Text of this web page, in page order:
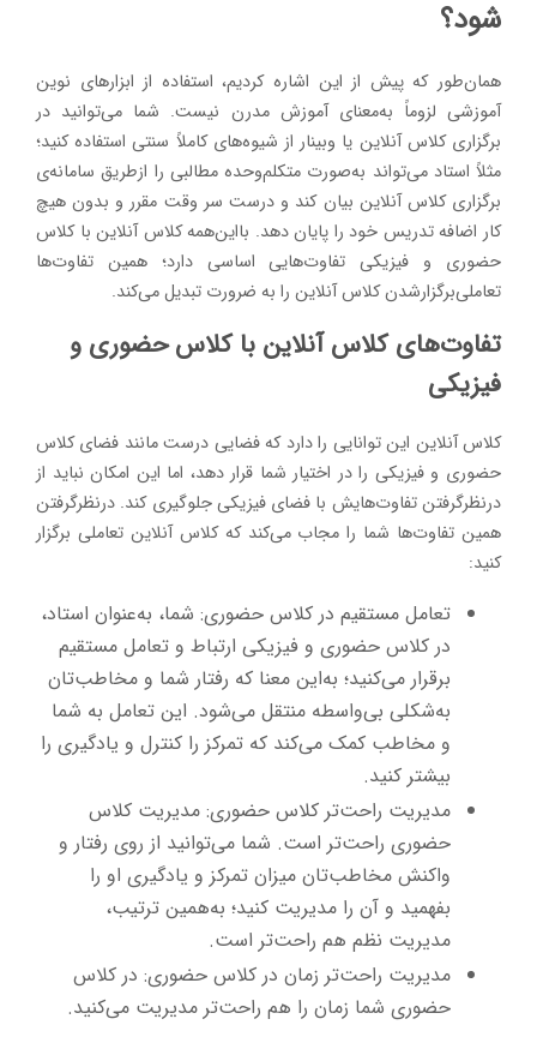
شود؟
همان‌طور که پیش از این اشاره کردیم، استفاده از ابزارهای نوین
آموزشی لزوماً به‌معنای آموزش مدرن نیست. شما می‌توانید در
برگزاری کلاس آنلاین یا وبینار از شیوه‌های کاملاً سنتی استفاده کنید؛
مثلاً استاد می‌تواند به‌صورت متکلم‌وحده مطالبی را ازطریق سامانه‌ی
برگزاری کلاس آنلاین بیان کند و درست سر وقت مقرر و بدون هیچ
کار اضافه تدریس خود را پایان دهد. بااین‌همه کلاس آنلاین با کلاس
حضوری و فیزیکی تفاوت‌هایی اساسی دارد؛ همین تفاوت‌ها
تعاملی‌برگزارشدن کلاس آنلاین را به ضرورت تبدیل می‌کند.
تفاوت‌های کلاس آنلاین با کلاس حضوری و
فیزیکی
کلاس آنلاین این توانایی را دارد که فضایی درست مانند فضای کلاس
حضوری و فیزیکی را در اختیار شما قرار دهد، اما این امکان نباید از
درنظرگرفتن تفاوت‌هایش با فضای فیزیکی جلوگیری کند. درنظرگرفتن
همین تفاوت‌ها شما را مجاب می‌کند که کلاس آنلاین تعاملی برگزار
کنید:
تعامل مستقیم در کلاس حضوری: شما، به‌عنوان استاد،
در کلاس حضوری و فیزیکی ارتباط و تعامل مستقیم
برقرار می‌کنید؛ به‌این معنا که رفتار شما و مخاطب‌تان
به‌شکلی بی‌واسطه منتقل می‌شود. این تعامل به شما
و مخاطب کمک می‌کند که تمرکز را کنترل و یادگیری را
بیشتر کنید.
مدیریت راحت‌تر کلاس حضوری: مدیریت کلاس
حضوری راحت‌تر است. شما می‌توانید از روی رفتار و
واکنش مخاطب‌تان میزان تمرکز و یادگیری او را
بفهمید و آن را مدیریت کنید؛ به‌همین ترتیب،
مدیریت نظم هم راحت‌تر است.
مدیریت راحت‌تر زمان در کلاس حضوری: در کلاس
حضوری شما زمان را هم راحت‌تر مدیریت می‌کنید.